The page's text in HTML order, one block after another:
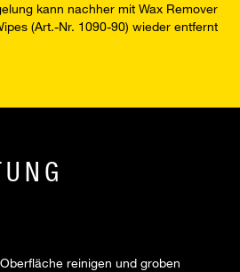
kann nachher mit Wax Remover
(Art.-Nr. 1090-90) wieder entfernt
reinigen und groben